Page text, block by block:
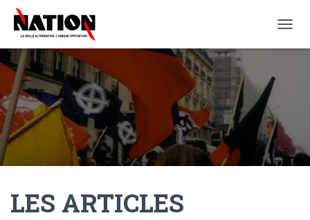
LA
LES ARTICLES